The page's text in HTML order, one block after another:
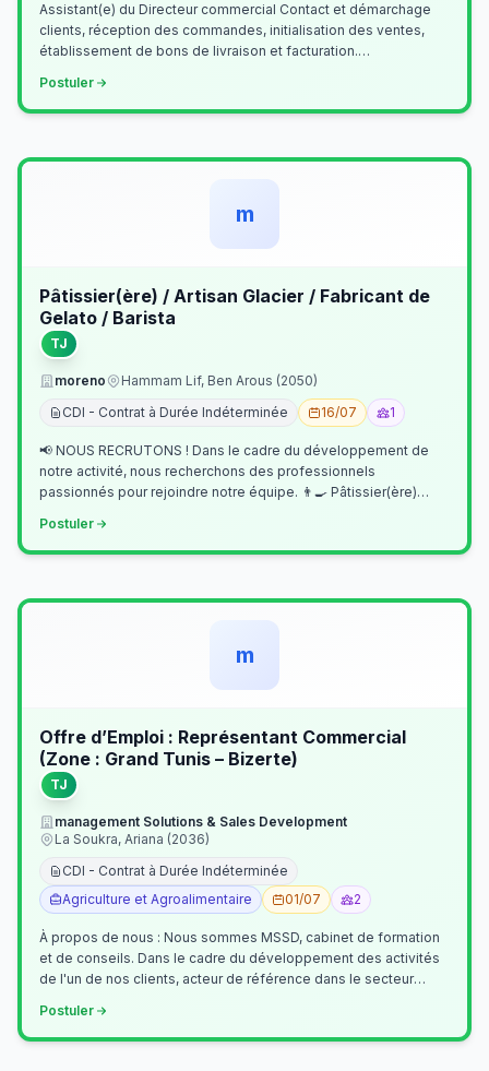
Assistant(e) du Directeur commercial Contact et démarchage
clients, réception des commandes, initialisation des ventes,
établissement de bons de livraison et facturation.
Postuler
m
Pâtissier(ère) / Artisan Glacier / Fabricant de
Gelato / Barista
TJ
moreno
Hammam Lif, Ben Arous (2050)
CDI - Contrat à Durée Indéterminée
16/07 1
📢 NOUS RECRUTONS ! Dans le cadre du développement de
notre activité, nous recherchons des professionnels
passionnés pour rejoindre notre équipe. 👨‍🍳 Pâtissier(ère)
Postuler
m
Offre d’Emploi : Représentant Commercial
(Zone : Grand Tunis – Bizerte)
TJ
management Solutions & Sales Development
La Soukra, Ariana (2036)
CDI - Contrat à Durée Indéterminée
Agriculture et Agroalimentaire
01/07 2
À propos de nous : Nous sommes MSSD, cabinet de formation
et de conseils. Dans le cadre du développement des activités
de l'un de nos clients, acteur de référence dans le secteur
Postuler